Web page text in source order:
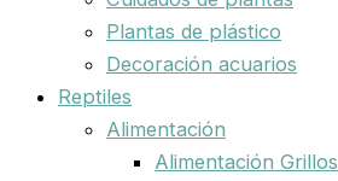
Plantas de plástico
Decoración acuarios
Reptiles
Alimentación
Alimentación Grillos